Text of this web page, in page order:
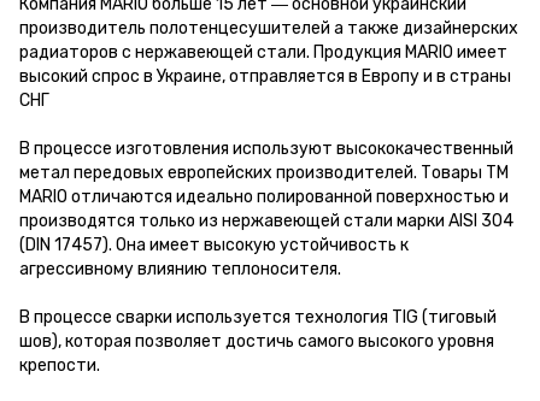
производитель полотенцесушителей а также дизайнерских
радиаторов с нержавеющей стали. Продукция MARIO имеет
высокий спрос в Украине, отправляется в Европу и в страны
СНГ
В процессе изготовления используют высококачественный
метал передовых европейских производителей. Товары ТМ
MARIO отличаются идеально полированной поверхностью и
производятся только из нержавеющей стали марки AISI 304
(DIN 17457). Она имеет высокую устойчивость к
агрессивному влиянию теплоносителя.
В процессе сварки используется технология TIG (тиговый
шов), которая позволяет достичь самого высокого уровня
крепости.